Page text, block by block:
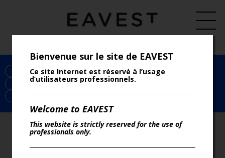
TOUS LES ARTICLES EAVEST ECONOMIE
INDICES
LES INSTANCES DE RÉGULATION
PERFORMANCE
PRESSE RECHERCHE RENDEMENT
Bienvenue sur le site de EAVEST
Ce site Internet est réservé à l’usage
d’utilisateurs professionnels.
Welcome to EAVEST
This website is strictly reserved for the use of
professionals only.